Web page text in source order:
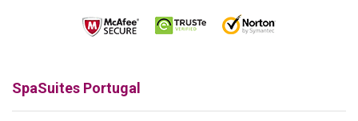
SpaSuites Portugal